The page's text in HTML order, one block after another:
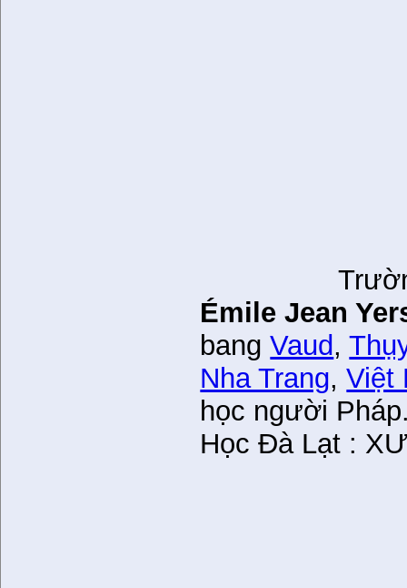
Émile Jean
bangVaud,
Nha Trang,Việt
học người
Học Đà Lạt :